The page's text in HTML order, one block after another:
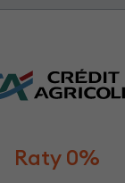
Raty 0%